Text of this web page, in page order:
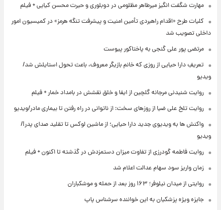
مهارت شگفت انگیز میرطاهر مظلومی در دوبلوری و حیرت محسن کیایی + فیلم
کلیات طرح «اقدام راهبردی تأمین امنیت و پیشرفت تنگه هرمز» در کمیسیون امور
داخلی تصویب شد
مرتضی پور علی گنجی به پاختاکور پیوست
تعریفِ دارا حیایی از روزی که خانم بازیگر معروف، باعث تحول استایلش شد/
ویدیو
روایت شنیدنی مرجانه گلچین از ایفا و خلق نقشش در بامداد خمار + فیلم
روایت تلخ علی ضیا از روزهای سخت: از ناتوانی در راه رفتن تا بیماری مادر/ویدیو
واکنش ها به ویدیوی جدید دارا حیایی؛ از ماشین لوکس تا تقلید صدای پدر!/
ویدیو
روایت فاطمه گودرزی از تفاوت میزان دستمزدش در گذشته تا اکنون + فیلم
زمان واریز سود سهام عدالت اعلام شد
روایتی از میدان نیلوفر؛ ۱۶۳ روز بعد از حمله و موشکباران
جایزه ویژه پزشکیان به این خواننده سرشناس پاپ